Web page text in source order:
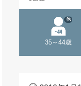
35～44歳
他